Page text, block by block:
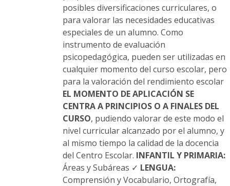
posibles diversificaciones curriculares, o
para valorar las necesidades educativas
especiales de un alumno. Como
instrumento de evaluación
psicopedagógica, pueden ser utilizadas en
cualquier momento del curso escolar, pero
para la valoración del rendimiento escolar
EL MOMENTO DE APLICACIÓN SE
CENTRA A PRINCIPIOS O A FINALES DEL
CURSO, pudiendo valorar de este modo el
nivel curricular alcanzado por el alumno, y
al mismo tiempo la calidad de la docencia
del Centro Escolar. INFANTIL Y PRIMARIA:
Áreas y Subáreas ✓ LENGUA:
Comprensión y Vocabulario, Ortografía,